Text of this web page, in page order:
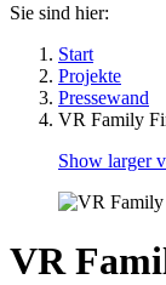
Sie sind hier:
Start
Projekte
Pressewand
VR Family
Show larger
VR